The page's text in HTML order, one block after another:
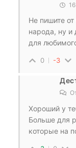
Не пишите
народа, ну и
для
0 -3
Хороший у
Больше для
которые на